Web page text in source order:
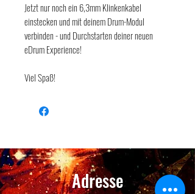
Jetzt nur noch ein 6,3mm Klinkenkabel
einstecken und mit deinem Drum-Modul
verbinden - und Durchstarten deiner neuen
eDrum Experience!
Viel Spaß!
Adresse